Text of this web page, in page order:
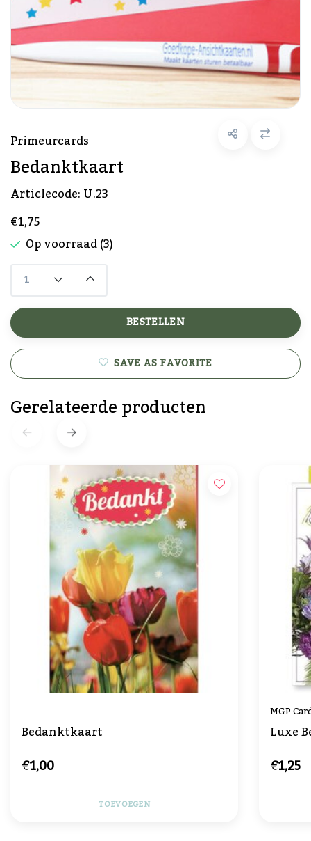
Primeurcards
Bedanktkaart
Articlecode:U.23
€1,75
Op voorraad (3)
BESTELLEN
SAVE AS FAVORITE
Gerelateerde producten
Bedanktkaart
€1,00
TOEVOEGEN
MGP
Luxe
€1,25